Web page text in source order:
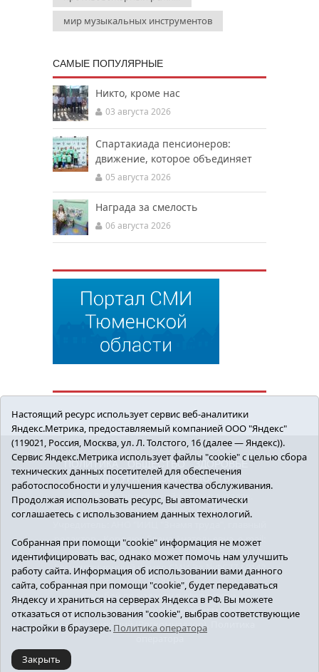
мир музыкальных инструментов
САМЫЕ ПОПУЛЯРНЫЕ
Никто, кроме нас
03 августа 2026
Спартакиада пенсионеров:
движение, которое объединяет
05 августа 2026
Награда за смелость
06 августа 2026
ПОЛИТИКА ОБЩЕСТВО
ЗДОРОВЬЕ
КУЛЬТУРА
БЕЗОПАСНОСТЬ
16+ © 2018 Сорокинский район в деталях.
Новости Сорокинского района
редактор - Королюк Елена Анатольевна, e-mail:
znamenka@inbox.ru, тел.: 8(34550)2-27-30
Регистрационный номер СМИ Эл №ФС77-69142
от 24 марта 2017 г., выданное Федеральной
службой по надзору в сфере связи,
информационных технологий и массовых
коммуникаций (Роскомнадзор).
Настоящий ресурс использует сервис веб-аналитики
Яндекс.Метрика, предоставляемый компанией ООО "Яндекс"
(119021, Россия, Москва, ул. Л. Толстого, 16 (далее — Яндекс)).
Сервис Яндекс.Метрика использует файлы "cookie" с целью сбора
технических данных посетителей для обеспечения
работоспособности и улучшения качества обслуживания.
Продолжая использовать ресурс, Вы автоматически
соглашаетесь с использованием данных технологий.
Собранная при помощи "cookie" информация не может
идентифицировать вас, однако может помочь нам улучшить
работу сайта. Информация об использовании вами данного
сайта, собранная при помощи "cookie", будет передаваться
Яндексу и храниться на серверах Яндекса в РФ. Вы можете
отказаться от использования "cookie", выбрав соответствующие
настройки в браузере. Политика оператора
Закрыть